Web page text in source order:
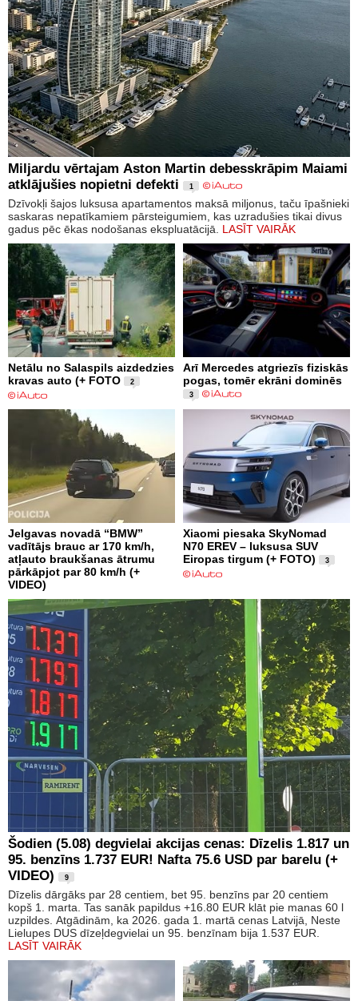
Miljardu vērtajam Aston Martin debesskrāpim Maiami
atklājušies nopietni defekti
1
Dzīvokļi šajos luksusa apartamentos maksā miljonus, taču īpašnieki
saskaras nepatīkamiem pārsteigumiem, kas uzradušies tikai divus
gadus pēc ēkas nodošanas ekspluatācijā. LASĪT VAIRĀK
Netālu no Salaspils aizdedzies
kravas auto (+ FOTO
2
Arī Mercedes atgriezīs fiziskās
pogas, tomēr ekrāni dominēs
3
Jelgavas novadā “BMW”
vadītājs brauc ar 170 km/h,
atļauto braukšanas ātrumu
pārkāpjot par 80 km/h (+
VIDEO)
Xiaomi piesaka SkyNomad
N70 EREV – luksusa SUV
Eiropas tirgum (+ FOTO)
3
Šodien (5.08) degvielai akcijas cenas: Dīzelis 1.817 un
95. benzīns 1.737 EUR! Nafta 75.6 USD par barelu (+
VIDEO)
9
Dīzelis dārgāks par 28 centiem, bet 95. benzīns par 20 centiem
kopš 1. marta. Tas sanāk papildus +16.80 EUR klāt pie manas 60 l
uzpildes. Atgādinām, ka 2026. gada 1. martā cenas Latvijā, Neste
Lielupes DUS dīzeļdegvielai un 95. benzīnam bija 1.537 EUR.
LASĪT VAIRĀK